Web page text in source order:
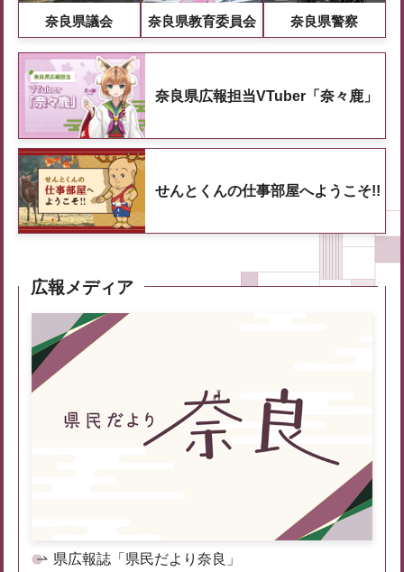
奈良県議会 奈良県教育委員会 奈良県警察
奈良県広報担当VTuber「奈々鹿」
せんとくんの仕事部屋へようこそ!!
広報メディア
県広報誌「県民だより奈良」